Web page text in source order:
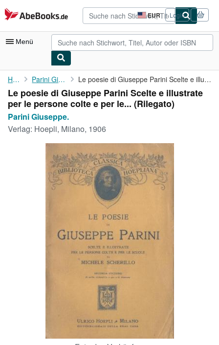
Zum Hauptinhalt
AbeBooks.de EUR
Seite
der
Einkaufseinstellungen.
Login
Menü
Nutzerkonto
Meine Bestellungen
Detailsuche
Sammlungen
Antiquarische Bücher
Kunst & Sammlerstücke
SCHLIESSEN
Home Parini Giuseppe. Le poesie di Giuseppe Parini Scelte e illustrate per le persone ...
Le poesie di Giuseppe Parini Scelte e illustrate
per le persone colte e per le... (Rilegato)
Parini Giuseppe.
Verlag: Hoepli, Milano, 1906